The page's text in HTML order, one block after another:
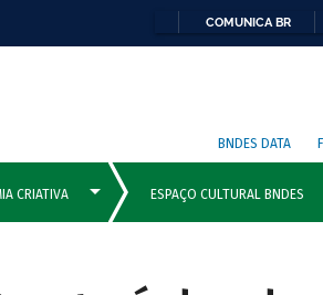
COMUNICA BR
BNDES DATA